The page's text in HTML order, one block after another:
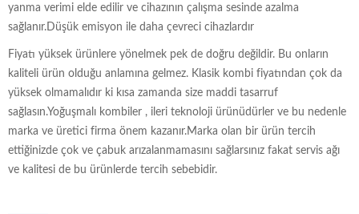
yanma verimi elde edilir ve cihazının çalışma sesinde azalma
sağlanır.Düşük emisyon ile daha çevreci cihazlardır
Fiyatı yüksek ürünlere yönelmek pek de doğru değildir. Bu onların
kaliteli ürün olduğu anlamına gelmez. Klasik kombi fiyatından çok da
yüksek olmamalıdır ki kısa zamanda size maddi tasarruf
sağlasın.Yoğuşmalı kombiler , ileri teknoloji ürünüdürler ve bu nedenle
marka ve üretici firma önem kazanır.Marka olan bir ürün tercih
ettiğinizde çok ve çabuk arızalanmamasını sağlarsınız fakat servis ağı
ve kalitesi de bu ürünlerde tercih sebebidir.